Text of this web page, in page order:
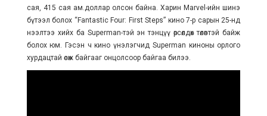
сая, 415 сая ам.доллар олсон байна. Харин Marvel-ийн шинэ
бүтээл болох “Fantastic Four: First Steps” кино 7-р сарын 25-нд
нээлтээ хийх ба Superman-тэй эн тэнцүү өрсөлдөх төлөвтэй байж
болох юм. Гэсэн ч кино үнэлэгчид Superman киноны орлого
хурдацтай өсөж байгааг онцолсоор байгаа билээ.